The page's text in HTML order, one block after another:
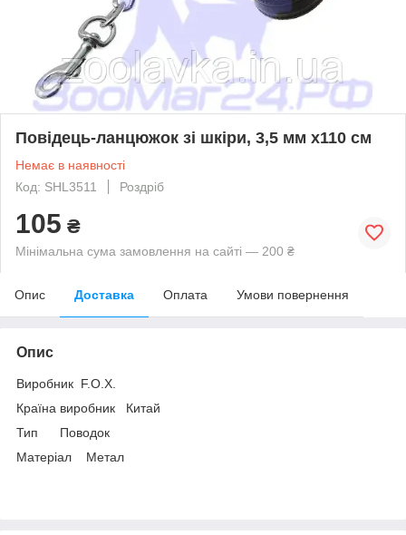
Повідець-ланцюжок зі шкіри, 3,5 мм х110 см
Немає в наявності
Код: SHL3511
Роздріб
105 ₴
Мінімальна сума замовлення на сайті — 200 ₴
Опис Доставка Оплата Умови повернення
Опис
Виробник F.O.X.
Країна виробник Китай
Тип Поводок
Матеріал Метал